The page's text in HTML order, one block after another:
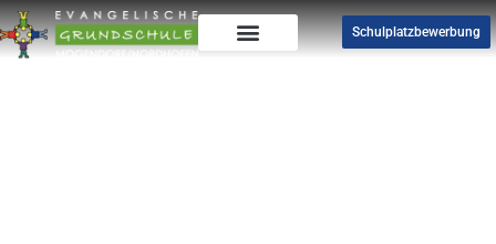
Zum
Inhalt
springen
Schulplatzbewerbung